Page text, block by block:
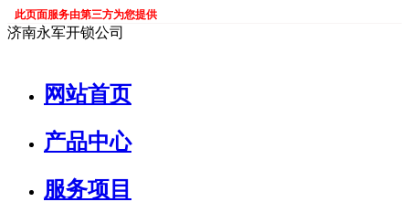
此页面服务由第三方为您提供
济南永军开锁公司
网站首页
产品中心
服务项目